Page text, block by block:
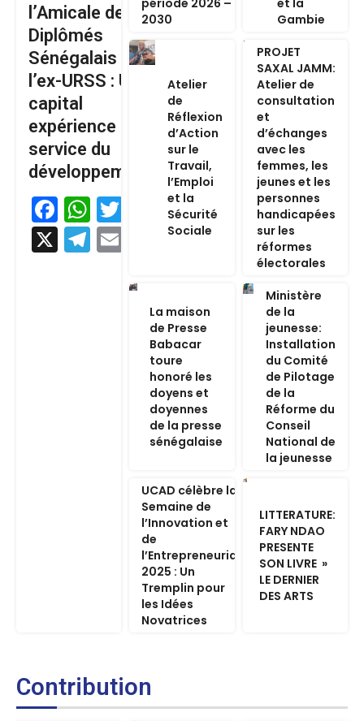
l’Amicale des
Diplômés
Sénégalais de
l’ex-URSS : Un
capital
expérience au
service du
développement
Facebook
WhatsApp
Twitter
X
Telegram
Email
2030
Gambie
Atelier
de
Réflexion
d’Action
sur le
Travail,
l’Emploi
et la
Sécurité
Sociale
PROJET
SAXAL JAMM:
Atelier de
consultation
et
d’échanges
avec les
femmes, les
jeunes et les
personnes
handicapées
sur les
réformes
électorales
La maison
de Presse
Babacar
toure
honoré les
doyens et
doyennes
de la presse
sénégalaise
Ministère
de la
jeunesse:
Installation
du Comité
de Pilotage
de la
Réforme du
Conseil
National de
la jeunesse
UCAD célèbre la
Semaine de
l’Innovation et
de
l’Entrepreneuriat
2025 : Un
Tremplin pour
les Idées
Novatrices
LITTERATURE:
FARY NDAO
PRESENTE
SON LIVRE »
LE DERNIER
DES ARTS
Contribution